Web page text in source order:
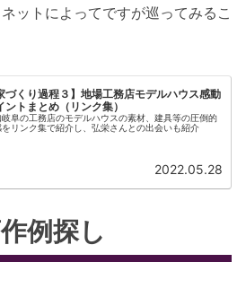
ットによってですが巡ってみるこ
づくり過程３】地場工務店モデルハウス感動
ントまとめ（リンク集）
岐阜の工務店のモデルハウスの素材、建具等の圧倒的
をリンク集で紹介し、弘栄さんとの出会いも紹介
2022.05.28
例探し